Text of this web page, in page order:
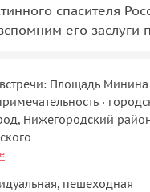
спасителя
его заслуги
Площадь
·
Нижегородский
пешеходная